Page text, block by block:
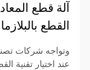
آلة قطع
القطع
وتواجه شركات
عند اختيار تقنية